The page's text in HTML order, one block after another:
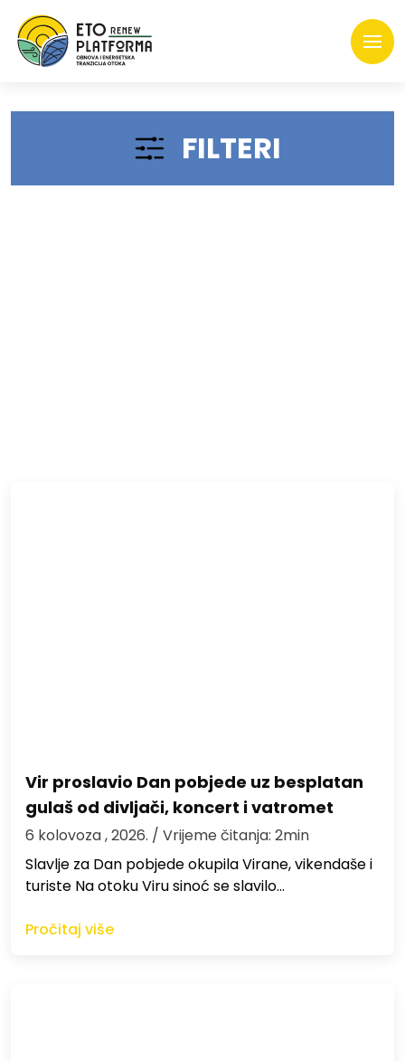
FILTERI
Vir proslavio Dan pobjede uz besplatan
gulaš od divljači, koncert i vatromet
6 kolovoza , 2026. / Vrijeme čitanja: 2min
Slavlje za Dan pobjede okupila Virane, vikendaše i
turiste Na otoku Viru sinoć se slavilo…
Pročitaj više